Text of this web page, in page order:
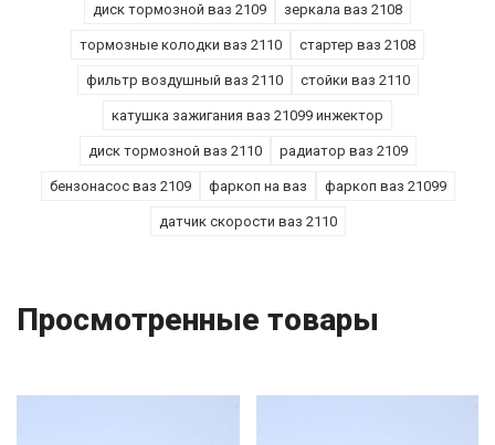
диск тормозной ваз 2109 зеркала ваз 2108
тормозные колодки ваз 2110 стартер ваз 2108
фильтр воздушный ваз 2110 стойки ваз 2110
катушка зажигания ваз 21099 инжектор
диск тормозной ваз 2110 радиатор ваз 2109
бензонасос ваз 2109 фаркоп на ваз фаркоп ваз 21099
датчик скорости ваз 2110
Просмотренные товары